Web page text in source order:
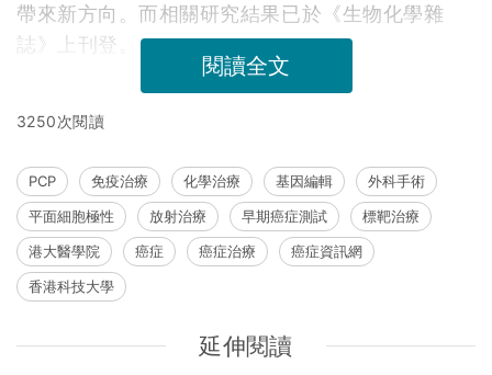
帶來新方向。而相關研究結果已於《生物化學雜
誌》上刊登。
閱讀全文
3250次閱讀
PCP 免疫治療 化學治療 基因編輯
外科手術
平面細胞極性
放射治療 早期癌症測試
標靶治療
港大醫學院
癌症 癌症治療
癌症資訊網
香港科技大學
延伸閱讀